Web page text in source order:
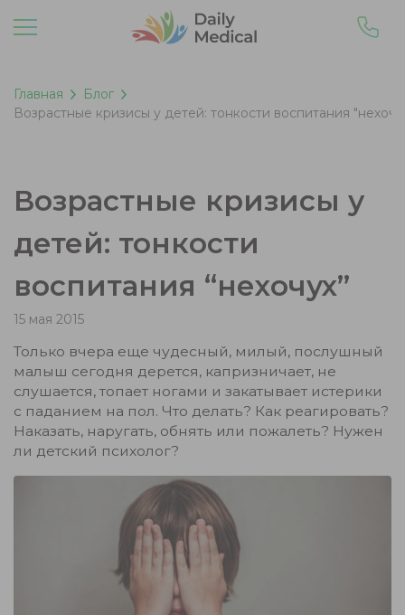
Главная
Блог
Возрастные кризисы у детей: тонкости воспитания
Возрастные кризисы у
детей: тонкости
воспитания “нехочух”
15 мая 2015
Только вчера еще чудесный, милый, послушный
малыш сегодня дерется, капризничает, не
слушается, топает ногами и закатывает истерики
с паданием на пол. Что делать? Как реагировать?
Наказать, наругать, обнять или пожалеть? Нужен
ли детский психолог?